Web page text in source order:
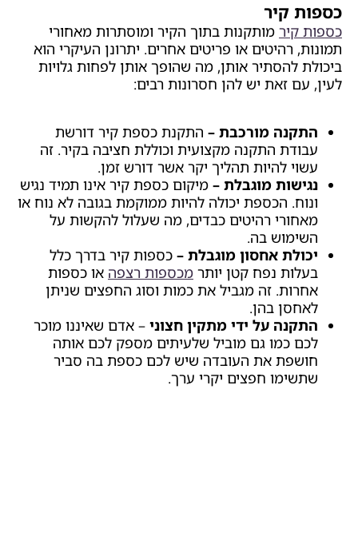
כספות קיר
כספות קיר מותקנות בתוך הקיר ומוסתרות מאחורי
תמונות, רהיטים או פריטים אחרים. יתרונן העיקרי הוא
ביכולת להסתיר אותן, מה שהופך אותן לפחות גלויות
לעין, עם זאת יש להן חסרונות רבים:
התקנה מורכבת – התקנת כספת קיר דורשת
עבודת התקנה מקצועית וכוללת חציבה בקיר. זה
עשוי להיות תהליך יקר אשר דורש זמן.
נגישות מוגבלת – מיקום כספת קיר אינו תמיד נגיש
ונוח. הכספת יכולה להיות ממוקמת בגובה לא נוח או
מאחורי רהיטים כבדים, מה שעלול להקשות על
השימוש בה.
יכולת אחסון מוגבלת – כספות קיר בדרך כלל
בעלות נפח קטן יותר מכספות רצפה או כספות
אחרות. זה מגביל את כמות וסוג החפצים שניתן
לאחסן בהן.
התקנה על ידי מתקין חצוני – אדם שאיננו מוכר
לכם כמו גם מוביל שלעיתים מספק לכם אותה
חושפת את העובדה שיש לכם כספת בה סביר
שתשימו חפצים יקרי ערך.